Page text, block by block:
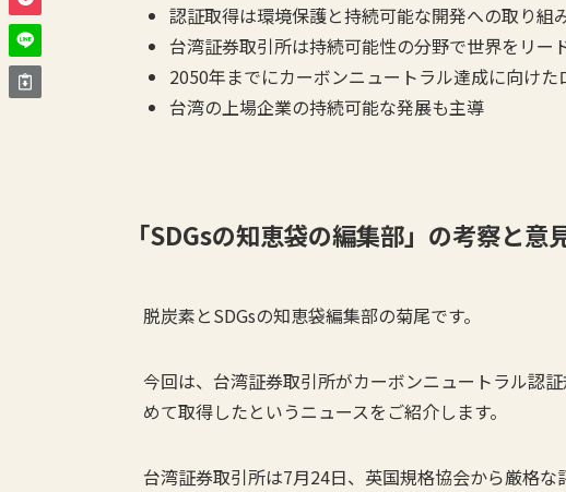
認証取得は環境保護と持続可能な開発への取り組
台湾証券取引所は持続可能性の分野で世界をリー
2050年までにカーボンニュートラル達成に向けた
台湾の上場企業の持続可能な発展も主導
「SDGsの知恵袋の編集部」の考察と意
脱炭素とSDGsの知恵袋編集部の菊尾です。
今回は、台湾証券取引所がカーボンニュートラル認
めて取得したというニュースをご紹介します。
台湾証券取引所は7月24日、英国規格協会から厳格